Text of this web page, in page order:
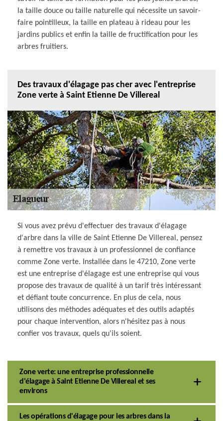
la taille douce ou taille naturelle qui nécessite un savoir-
faire pointilleux, la taille en plateau à rideau pour les
jardins publics et enfin la taille de fructification pour les
arbres fruitiers.
Des travaux d'élagage pas cher avec l'entreprise
Zone verte à Saint Etienne De Villereal
Si vous avez prévu d'effectuer des travaux d'élagage
d'arbre dans la ville de Saint Etienne De Villereal, pensez
à remettre vos travaux à un professionnel de confiance
comme Zone verte. Installée dans le 47210, Zone verte
est une entreprise d'élagage est une entreprise qui vous
propose des travaux de qualité à un tarif très intéressant
et défiant toute concurrence. En plus de cela, nous
utilisons des méthodes adéquates et des outils adaptés
pour chaque intervention, alors n'hésitez pas à nous
confier vos travaux, quels qu'ils soient.
Zone verte: une entreprise professionnelle
d'élagage à Saint Etienne De Villereal et ses
environs
Les opérations d'élagage pour les arbres dans la